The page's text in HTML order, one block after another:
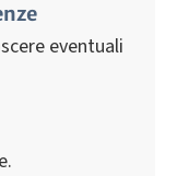
eventuali